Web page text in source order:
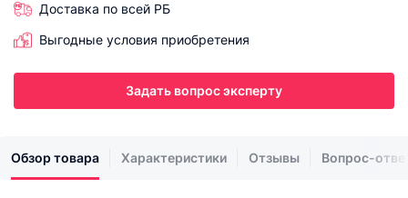
Доставка по всей РБ
Выгодные условия приобретения
Задать вопрос эксперту
Обзор товара Характеристики Отзывы Вопрос-